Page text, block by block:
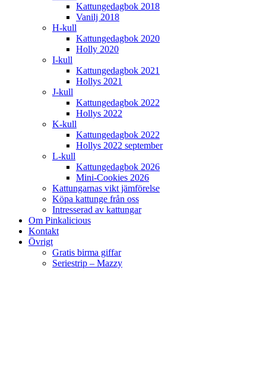
Kattungedagbok 2018
Vanilj 2018
H-kull
Kattungedagbok 2020
Holly 2020
I-kull
Kattungedagbok 2021
Hollys 2021
J-kull
Kattungedagbok 2022
Hollys 2022
K-kull
Kattungedagbok 2022
Hollys 2022 september
L-kull
Kattungedagbok 2026
Mini-Cookies 2026
Kattungarnas vikt jämförelse
Köpa kattunge från oss
Intresserad av kattungar
Om Pinkalicious
Kontakt
Övrigt
Gratis birma giffar
Seriestrip – Mazzy